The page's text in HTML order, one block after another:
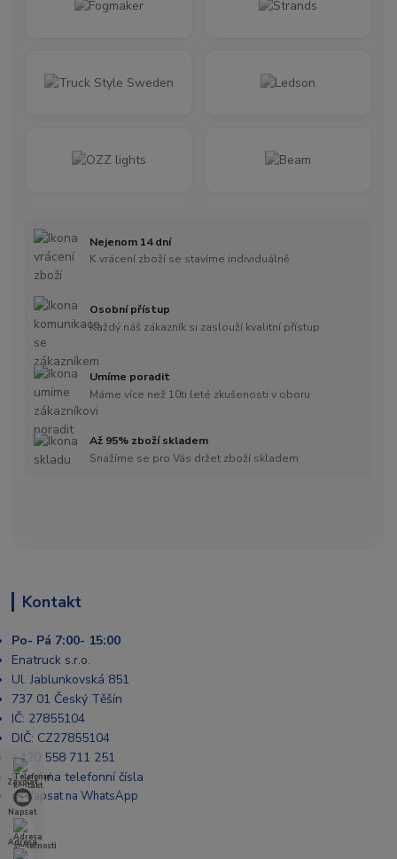
Zavolat
Napsat
Adresa
Nejenom 14 dní
K vrácení zboží se stavíme individuálně
Osobní přístup
Každý náš zákazník si zaslouží kvalitní přístup
Umíme poradit
Máme více než 10ti leté zkušenosti v oboru
Až 95% zboží skladem
Snažíme se pro Vás držet zboží skladem
Kontakt
Po- Pá 7:00- 15:00
Enatruck s.r.o.
Ul. Jablunkovská 851
737 01 Český Těšín
IČ: 27855104
DIČ: CZ27855104
+420 558 711 251
Všechna telefonní čísla
📩 Napsat na WhatsApp